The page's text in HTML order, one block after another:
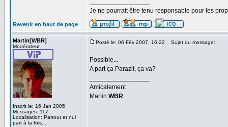
Je ne pourrait être tenu responsable pour les
Revenir en haut de page
Martin[WBR]
Modérateur
Inscrit le: 16 Jan 2005
Messages: 117
Localisation: Partout et nul
part à la fois...
Posté le: 06 Fév 2007, 16:22 Sujet du message:
Possible...
A part ça Parazit, ça va?
Amicalement
Martin WBR